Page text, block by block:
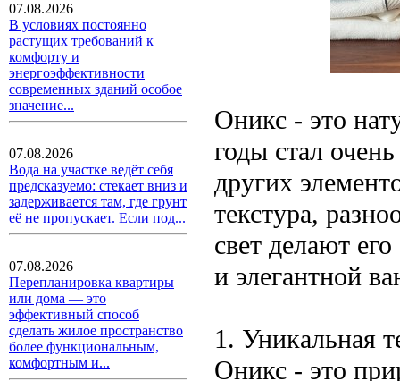
07.08.2026
В условиях постоянно
растущих требований к
комфорту и
энергоэффективности
современных зданий особое
значение...
07.08.2026
Вода на участке ведёт себя
предсказуемо: стекает вниз и
задерживается там, где грунт
её не пропускает. Если под...
07.08.2026
Перепланировка квартиры
или дома — это
эффективный способ
сделать жилое пространство
более функциональным,
комфортным и...
Оникс - это
годы стал
других
текстура,
свет делают
и элегантной
1. Уникальная
Оникс - это